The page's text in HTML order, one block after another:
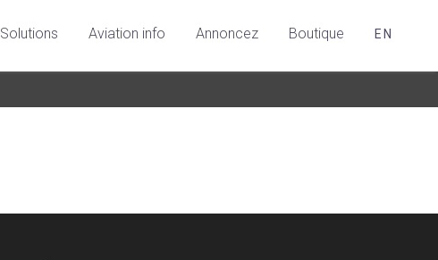
Solutions Aviation info Annoncez Boutique EN